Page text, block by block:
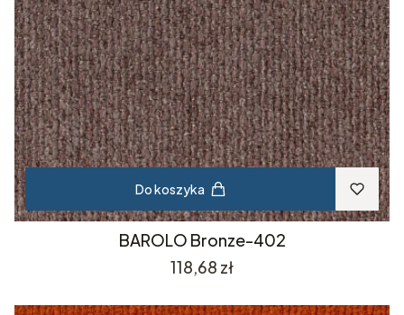
Do koszyka
BAROLO Bronze-402
Cena
118,68 zł